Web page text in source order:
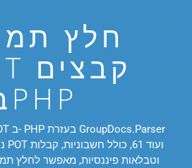
חלץ
בPHP
וטבלאות פיננסיות, מאפשר לחלץ